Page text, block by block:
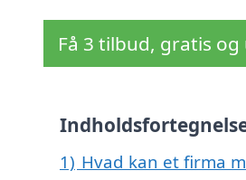
Få 3 tilbud, gratis
1) Hvad kan et firma